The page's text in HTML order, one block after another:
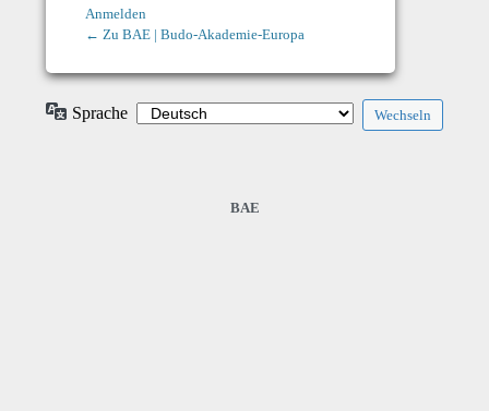
Anmelden
← Zu BAE | Budo-Akademie-Europa
Sprache
BAE